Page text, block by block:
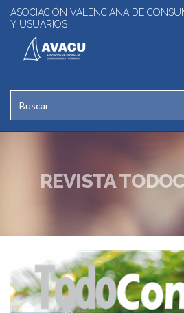
ASOCIACIÓN VALENCIANA DE
Y USUARIOS
REVISTA